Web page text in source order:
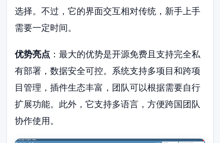
选择。不过，它的界面交互相对传统，新手上手
需要一定时间。
优势亮点 ：最大的优势是开源免费且支持完全私
有部署，数据安全可控。系统支持多项目和跨项
目管理，插件生态丰富，团队可以根据需要自行
扩展功能。此外，它支持多语言，方便跨国团队
协作使用。